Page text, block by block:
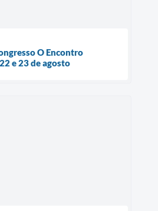
O Encontro
e 23 de agosto